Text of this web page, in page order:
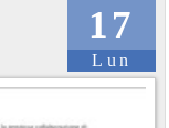
17
Lun